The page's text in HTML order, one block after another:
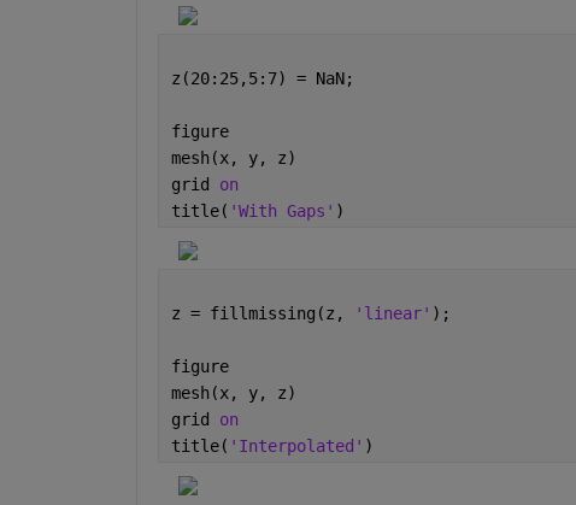
z(20:25,5:7) =
figure
mesh(x, y, z)
grid on
title( 'With Gaps' )
z = fillmissing(z, 'linear' );
figure
mesh(x, y, z)
grid on
title( 'Interpolated' )